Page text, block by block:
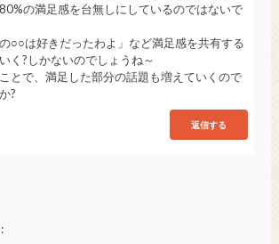
の満足感を台無しにしているのではないで
○○は好きだったわよ」など満足感を共有する
く?しかないのでしょうね～
とで、満足した部分の話題も増えていくので
?
返信する